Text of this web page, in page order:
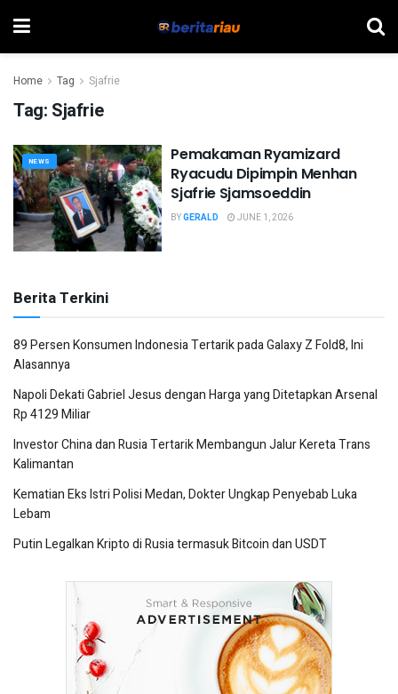
Home Tag Sjafrie
Tag: Sjafrie
NEWS
Pemakaman Ryamizard
Ryacudu Dipimpin Menhan
Sjafrie Sjamsoeddin
BYGERALD JUNE 1, 2026
Berita Terkini
89 Persen Konsumen Indonesia Tertarik pada Galaxy Z Fold8, Ini
Alasannya
Napoli Dekati Gabriel Jesus dengan Harga yang Ditetapkan Arsenal
Rp 4129 Miliar
Investor China dan Rusia Tertarik Membangun Jalur Kereta Trans
Kalimantan
Kematian Eks Istri Polisi Medan, Dokter Ungkap Penyebab Luka
Lebam
Putin Legalkan Kripto di Rusia termasuk Bitcoin dan USDT